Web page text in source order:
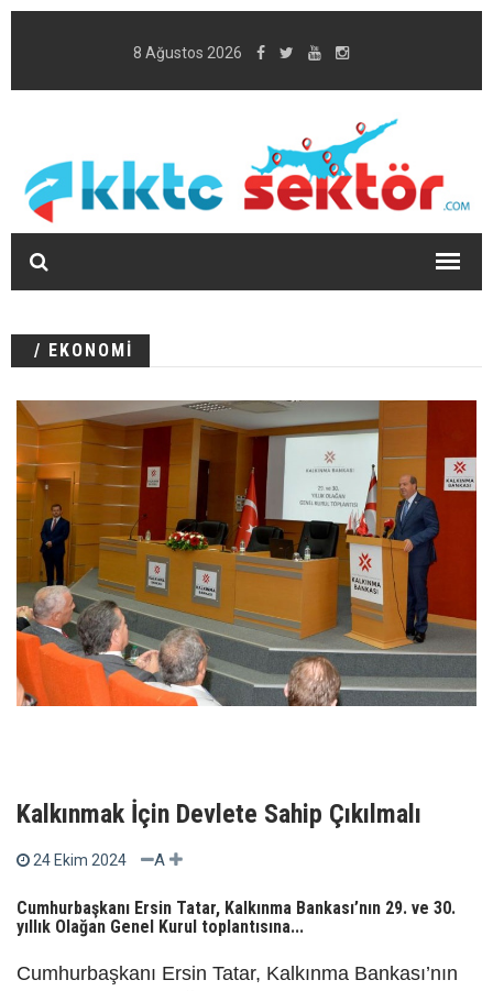
8 Ağustos 2026
/ EKONOMİ
Kalkınmak İçin Devlete Sahip Çıkılmalı
24 Ekim 2024 A
Cumhurbaşkanı Ersin Tatar, Kalkınma Bankası’nın 29. ve 30.
yıllık Olağan Genel Kurul toplantısına...
Cumhurbaşkanı Ersin Tatar, Kalkınma Bankası’nın